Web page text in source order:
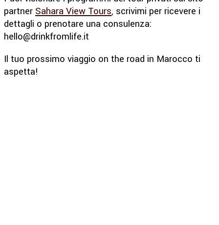
partner Sahara View Tours, scrivimi per ricevere i
dettagli o prenotare una consulenza:
hello@drinkfromlife.it
Il tuo prossimo viaggio on the road in Marocco ti
aspetta!